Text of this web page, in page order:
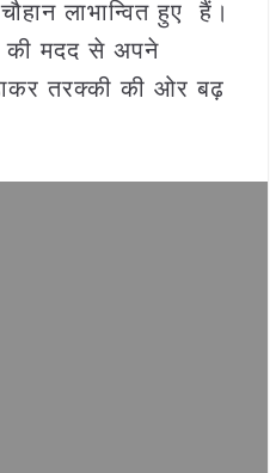
लाभान्वित हुए हैं।
की मदद से अपने
तरक्की की ओर बढ़